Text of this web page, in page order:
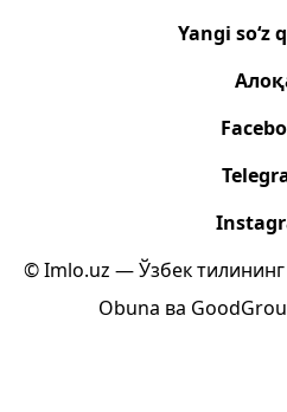
Yangi so‘z
© Imlo.uz — Ўзбек тилининг
Obuna ва